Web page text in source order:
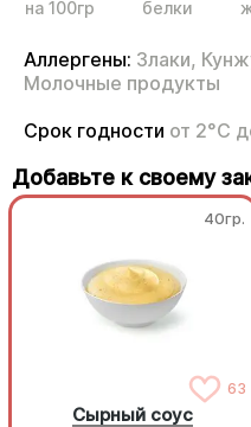
на 100гр белки
Аллергены: Злаки,
Молочные продукты
Срок годности от 2°С
Добавьте к своему
40гр.
63
Сырный соус